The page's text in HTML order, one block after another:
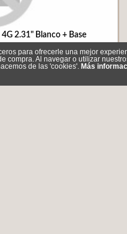
2.31" Blanco + Base
para ofrecerle una mejor
compra. Al navegar o utilizar
de las 'cookies'. Más